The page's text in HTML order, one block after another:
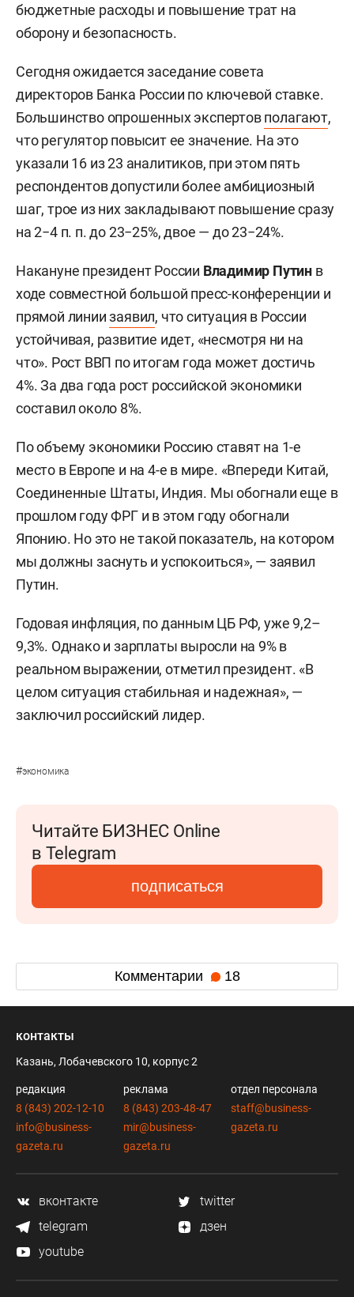
бюджетные расходы и повышение трат на
оборону и безопасность.
Сегодня ожидается заседание совета
директоров Банка России по ключевой ставке.
Большинство опрошенных экспертовполагают,
что регулятор повысит ее значение. На это
указали 16 из 23 аналитиков, при этом пять
респондентов допустили более амбициозный
шаг, трое из них закладывают повышение сразу
на 2−4 п. п. до 23−25%, двое — до 23−24%.
Накануне президент России Владимир Путин в
ходе совместной большой пресс-конференции и
прямой линиизаявил, что ситуация в России
устойчивая, развитие идет, «несмотря ни на
что». Рост ВВП по итогам года может достичь
4%. За два года рост российской экономики
составил около 8%.
По объему экономики Россию ставят на 1-е
место в Европе и на 4-е в мире. «Впереди Китай,
Соединенные Штаты, Индия. Мы обогнали еще в
прошлом году ФРГ и в этом году обогнали
Японию. Но это не такой показатель, на котором
мы должны заснуть и успокоиться», — заявил
Путин.
Годовая инфляция, по данным ЦБ РФ, уже 9,2–
9,3%. Однако и зарплаты выросли на 9% в
реальном выражении, отметил президент. «В
целом ситуация стабильная и надежная», —
заключил российский лидер.
#экономика
Читайте БИЗНЕС Online
в Telegram
подписаться
Комментарии 18
контакты
Казань, Лобачевского 10, корпус 2
редакция
8 (843) 202-12-10
info@business-
gazeta.ru
реклама
8 (843) 203-48-47
mir@business-
gazeta.ru
отдел персонала
staff@business-
gazeta.ru
вконтакте
twitter
telegram
дзен
youtube